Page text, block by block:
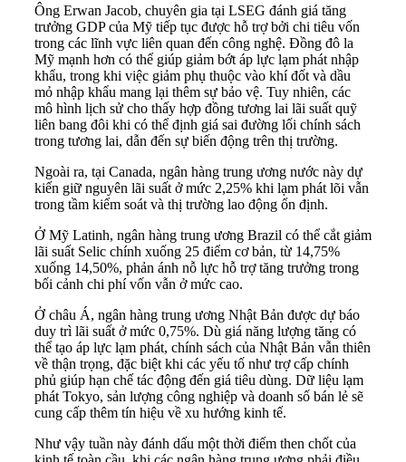
Ông Erwan Jacob, chuyên gia tại LSEG đánh giá tăng
trưởng GDP của Mỹ tiếp tục được hỗ trợ bởi chi tiêu vốn
trong các lĩnh vực liên quan đến công nghệ. Đồng đô la
Mỹ mạnh hơn có thể giúp giảm bớt áp lực lạm phát nhập
khẩu, trong khi việc giảm phụ thuộc vào khí đốt và dầu
mỏ nhập khẩu mang lại thêm sự bảo vệ. Tuy nhiên, các
mô hình lịch sử cho thấy hợp đồng tương lai lãi suất quỹ
liên bang đôi khi có thể định giá sai đường lối chính sách
trong tương lai, dẫn đến sự biến động trên thị trường.
Ngoài ra, tại Canada, ngân hàng trung ương nước này dự
kiến giữ nguyên lãi suất ở mức 2,25% khi lạm phát lõi vẫn
trong tầm kiểm soát và thị trường lao động ổn định.
Ở Mỹ Latinh, ngân hàng trung ương Brazil có thể cắt giảm
lãi suất Selic chính xuống 25 điểm cơ bản, từ 14,75%
xuống 14,50%, phản ánh nỗ lực hỗ trợ tăng trưởng trong
bối cảnh chi phí vốn vẫn ở mức cao.
Ở châu Á, ngân hàng trung ương Nhật Bản được dự báo
duy trì lãi suất ở mức 0,75%. Dù giá năng lượng tăng có
thể tạo áp lực lạm phát, chính sách của Nhật Bản vẫn thiên
về thận trọng, đặc biệt khi các yếu tố như trợ cấp chính
phủ giúp hạn chế tác động đến giá tiêu dùng. Dữ liệu lạm
phát Tokyo, sản lượng công nghiệp và doanh số bán lẻ sẽ
cung cấp thêm tín hiệu về xu hướng kinh tế.
Như vậy tuần này đánh dấu một thời điểm then chốt của